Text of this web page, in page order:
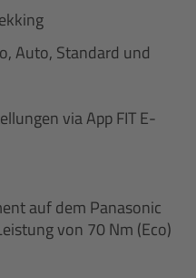
Auto, Standard und
via App FIT E-
auf dem Panasonic
von 70 Nm (Eco)